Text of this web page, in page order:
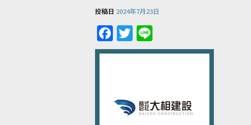
投稿日 2024年7月23日
F
a
b
o
T
w
r
n